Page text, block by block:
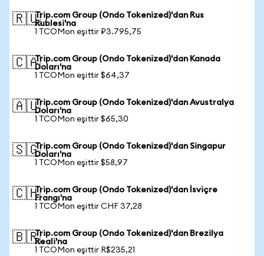
🇷🇺Trip.com Group (Ondo Tokenized)'dan Rus
Rublesi'na
1 TCOMon eşittir ₽3.795,75
🇨🇦Trip.com Group (Ondo Tokenized)'dan Kanada
Doları'na
1 TCOMon eşittir $64,37
🇦🇺Trip.com Group (Ondo Tokenized)'dan Avustralya
Doları'na
1 TCOMon eşittir $65,30
🇸🇬Trip.com Group (Ondo Tokenized)'dan Singapur
Doları'na
1 TCOMon eşittir $58,97
🇨🇭Trip.com Group (Ondo Tokenized)'dan İsviçre
Frangı'na
1 TCOMon eşittir CHF 37,28
🇧🇷Trip.com Group (Ondo Tokenized)'dan Brezilya
Reali'na
1 TCOMon eşittir R$235,21